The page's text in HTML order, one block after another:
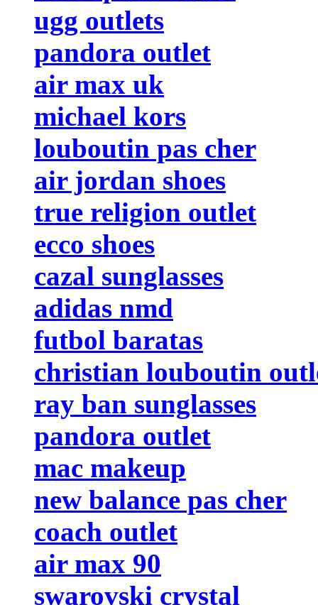
ugg outlets
pandora outlet
air max uk
michael kors
louboutin pas cher
air jordan shoes
true religion outlet
ecco shoes
cazal sunglasses
adidas nmd
futbol baratas
christian louboutin
ray ban sunglasses
pandora outlet
mac makeup
new balance pas cher
coach outlet
air max 90
swarovski crystal